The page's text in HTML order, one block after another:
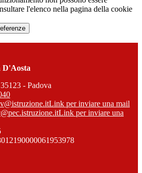
l'elenco nella pagina della cookie
D'Aosta
- Padova
Link per inviare una mail
Link per inviare una